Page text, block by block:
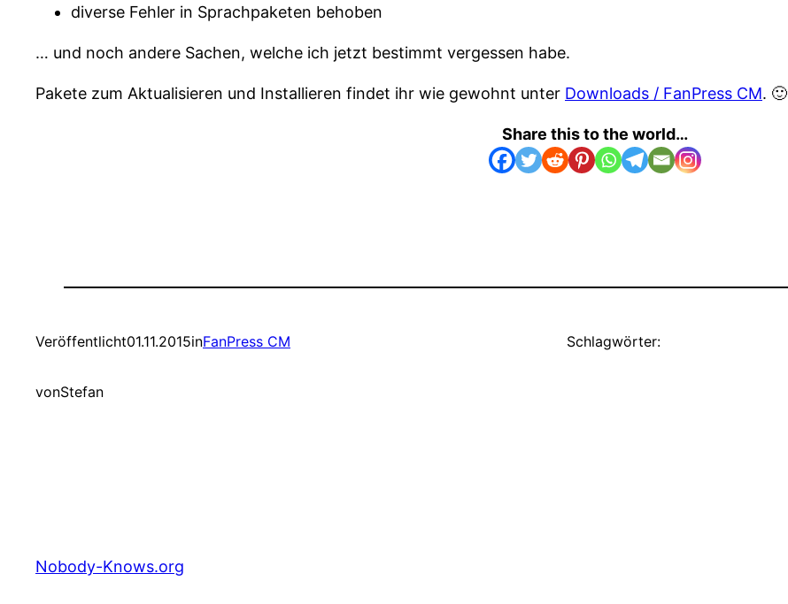
diverse Fehler in Sprachpaketen behoben
… und noch andere Sachen, welche ich jetzt bestimmt vergessen habe.
Pakete zum Aktualisieren und Installieren findet ihr wie gewohnt unter Downloads / FanPress CM. 🙂
Share this to the world…
Veröffentlicht01.11.2015inFanPress CM
vonStefan
Schlagwörter:
Nobody-Knows.org